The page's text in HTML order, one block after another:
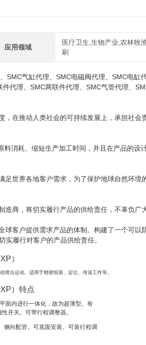
应用领域
医疗卫生,生物产业,农林牧
刷
、SMC气缸代理、SMC电磁阀代理、SMC电缸
代理、SMC两联件代理、SMC气管代理、
在推动人类社会的可持续发展上，承担社会
消耗、缩短生产加工时间，并且在产品的设
世界各地客户需求，为了保护地球自然环境
商，将切实履行产品的供给责任，不辜负广
客户提供需求产品的体制。构建了一个可以
履行对客户的产品供给责任。
）
台运动。适用于精密组装、定位、传送工件等。
）特点
面内进行一体化，故为超薄型。有
开关。可带行程调整器。
向配管。可底面安装。可装行程调